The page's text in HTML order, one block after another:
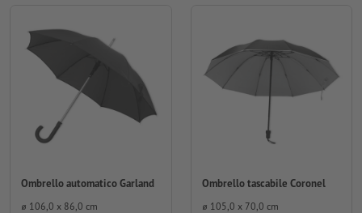
Ombrello automatico Garland
⌀ 106,0 x 86,0 cm
Ombrello tascabile Coronel
⌀ 105,0 x 70,0 cm